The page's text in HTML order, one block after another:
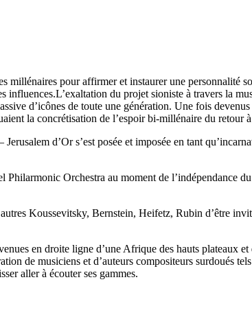
millénaires pour affirmer et instaurer une personnalité
influences.L’exaltation du projet sioniste à travers la
d’icônes de toute une génération. Une fois
la concrétisation de l’espoir bi-millénaire du retour
d’Or s’est posée et imposée en tant
Orchestra au moment de l’indépendance
Koussevitsky, Bernstein, Heifetz, Rubin d’être
en droite ligne d’une Afrique des hauts plateaux
de musiciens et d’auteurs compositeurs surdoués
aller à écouter ses gammes.